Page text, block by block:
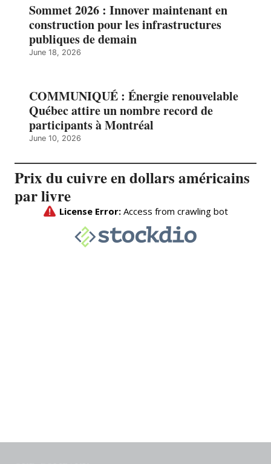
Sommet 2026 : Innover maintenant en
construction pour les infrastructures
publiques de demain
June 18, 2026
COMMUNIQUÉ : Énergie renouvelable
Québec attire un nombre record de
participants à Montréal
June 10, 2026
Prix du cuivre en dollars américains
par livre